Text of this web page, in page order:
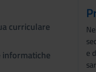
curriculare
informatiche
e